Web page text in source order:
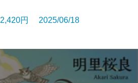
円 2025/06/18